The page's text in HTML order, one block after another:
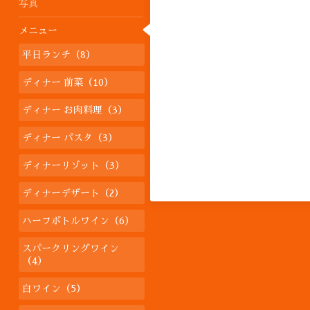
写真
メニュー
平日ランチ（8）
ディナー 前菜（10）
ディナー お肉料理（3）
ディナー パスタ（3）
ディナーリゾット（3）
ディナーデザート（2）
ハーフボトルワイン（6）
スパークリングワイン
（4）
白ワイン（5）